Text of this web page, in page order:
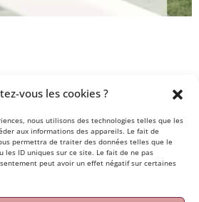
vous les cookies ?
nous utilisons des technologies telles que les
aux informations des appareils. Le fait de
permettra de traiter des données telles que le
les ID uniques sur ce site. Le fait de ne pas
peut avoir un effet négatif sur certaines
3 4 5